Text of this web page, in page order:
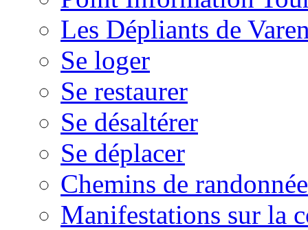
Les Dépliants de
Se loger
Se restaurer
Se désaltérer
Se déplacer
Chemins de randonnée
Manifestations sur la